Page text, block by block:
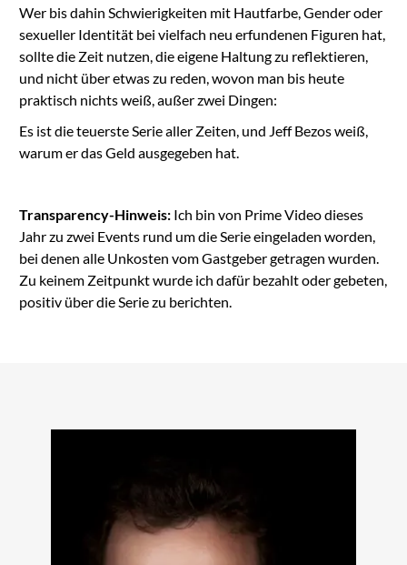
Wer bis dahin Schwierigkeiten mit Hautfarbe, Gender oder
sexueller Identität bei vielfach neu erfundenen Figuren hat,
sollte die Zeit nutzen, die eigene Haltung zu reflektieren,
und nicht über etwas zu reden, wovon man bis heute
praktisch nichts weiß, außer zwei Dingen:
Es ist die teuerste Serie aller Zeiten, und Jeff Bezos weiß,
warum er das Geld ausgegeben hat.
Transparency-Hinweis:Ich bin von Prime Video dieses
Jahr zu zwei Events rund um die Serie eingeladen worden,
bei denen alle Unkosten vom Gastgeber getragen wurden.
Zu keinem Zeitpunkt wurde ich dafür bezahlt oder gebeten,
positiv über die Serie zu berichten.